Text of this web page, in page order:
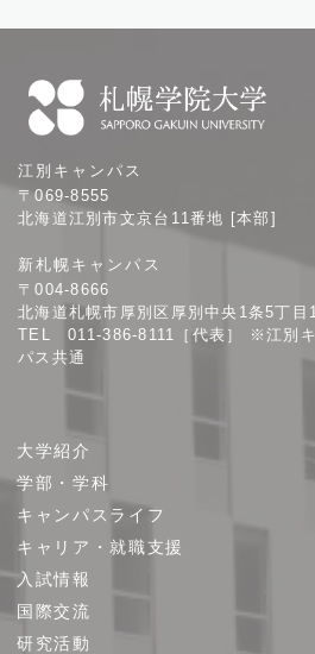
幌
学
大
学
江別キャンパス
〒069-8555
北海道江別市文京台11番地 [本部]
新札幌キャンパス
〒004-8666
北海道札幌市厚別区厚別中央1条5丁目
TEL 011-386-8111［代表］ ※江別キ
パス共通
ト
プ
大学紹介
学部・学科
キャンパスライフ
キャリア・就職支援
入試情報
国際交流
研究活動